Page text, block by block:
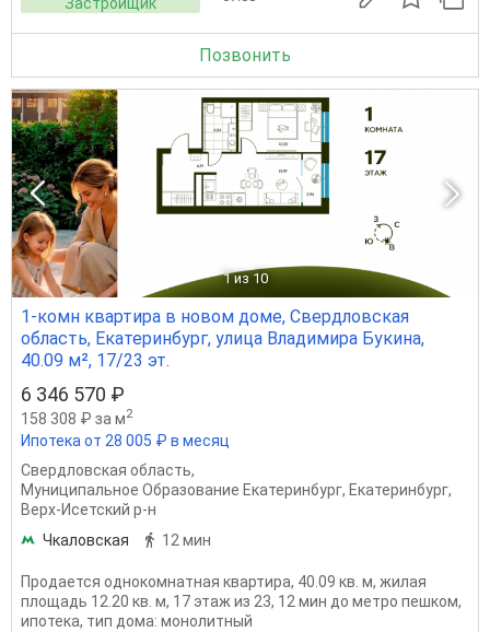
Позвонить
1 из 10
1-комн квартира в новом доме, Свердловская
область, Екатеринбург, улица Владимира Букина,
40.09 м², 17/23 эт.
6 346 570 ₽
158 308 ₽ за м2
Ипотека от 28 005 ₽ в месяц
Свердловская область,
Муниципальное Образование Екатеринбург, Екатеринбург,
Верх-Исетский р-н
Чкаловская
12 мин
Продается однокомнатная квартира, 40.09 кв. м, жилая
площадь 12.20 кв. м, 17 этаж из 23, 12 мин до метро пешком,
ипотека, тип дома: монолитный